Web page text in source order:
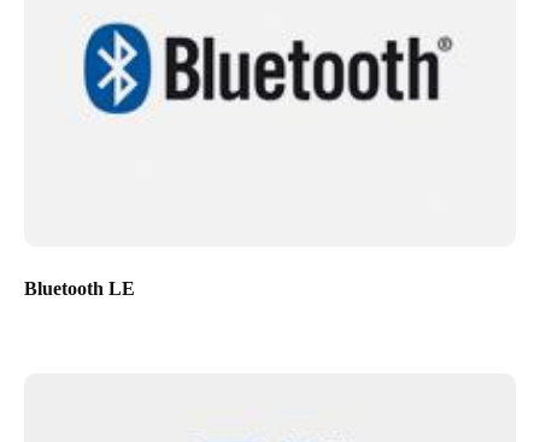
Bluetooth LE